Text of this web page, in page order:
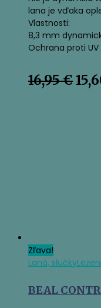
lana je vďaka
Vlastnosti:
8,3 mm
Ochrana proti UV
16,95€
Zľava!
Laná, slučky
BEAL